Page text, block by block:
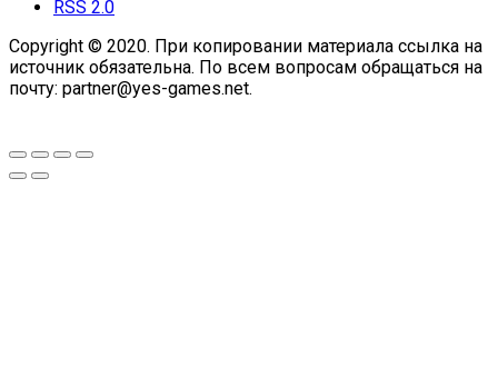
RSS 2.0
Copyright © 2020. При копировании материала ссылка на
источник обязательна. По всем вопросам обращаться на
почту: partner@yes-games.net.